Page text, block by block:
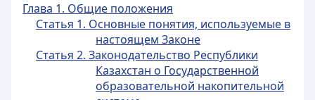
Глава 1. Общие положения
Статья 1. Основные понятия, используемые в
настоящем Законе
Статья 2. Законодательство Республики
Казахстан о Государственной
образовательной накопительной